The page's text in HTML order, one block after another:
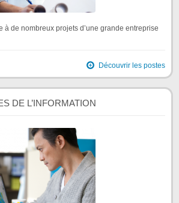
à de nombreux projets d’une grande entreprise
Découvrir les postes
DE L’INFORMATION